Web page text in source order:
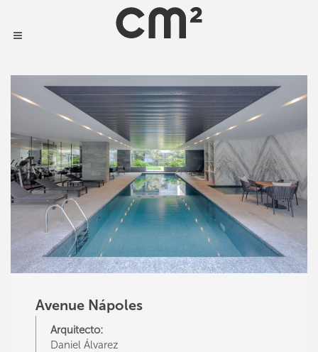
Avenue Nápoles
Arquitecto:
Daniel Álvarez